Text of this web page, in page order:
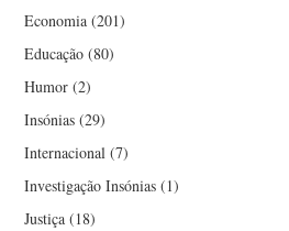
Economia (201)
Educação (80)
Humor (2)
Insónias (29)
Internacional (7)
Investigação Insónias (1)
Justiça (18)